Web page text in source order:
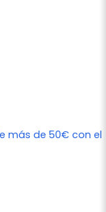
más de 50€ con el